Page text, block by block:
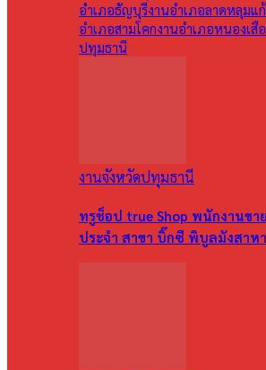
อำเภอธัญบุรีงานอำเภอลาดหลุมแ
อำเภอสามโคกงานอำเภอหนองเสือ
ปทุมธานี
งานจังหวัดปทุมธานี
ทรูช็อป true Shop พนักงานขา
ประจำ สาขา บิ๊กซี พิบูลมังสาห